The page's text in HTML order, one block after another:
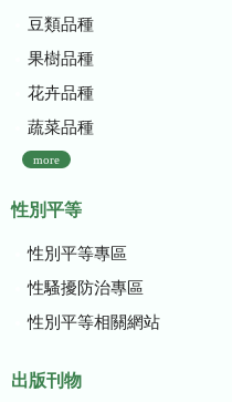
豆類品種
果樹品種
花卉品種
蔬菜品種
more
性別平等
性別平等專區
性騷擾防治專區
性別平等相關網站
出版刊物